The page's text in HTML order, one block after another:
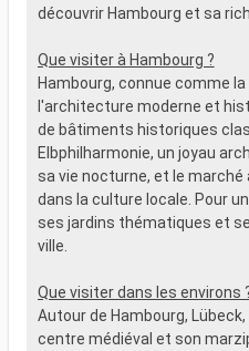
découvrir Hambourg et sa
Que visiter à Hambourg ?
Hambourg, connue comme
l'architecture moderne et
de bâtiments historiques
Elbphilharmonie, un joyau
sa vie nocturne, et le
dans la culture locale. Pour
ses jardins thématiques et
ville.
Que visiter dans les environs
Autour de Hambourg,
centre médiéval et son